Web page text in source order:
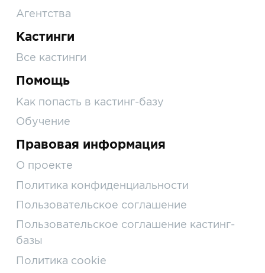
Агентства
Кастинги
Все кастинги
Помощь
Как попасть в кастинг-базу
Обучение
Правовая информация
О проекте
Политика конфиденциальности
Пользовательское соглашение
Пользовательское соглашение кастинг-
базы
Политика cookie